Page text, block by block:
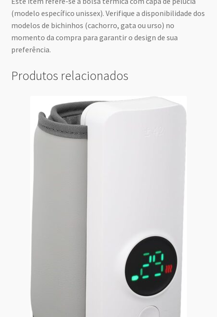
(modelo específico unissex). Verifique a disponibilidade dos
modelos de bichinhos (cachorro, gata ou urso) no
momento da compra para garantir o design de sua
preferência.
Produtos relacionados